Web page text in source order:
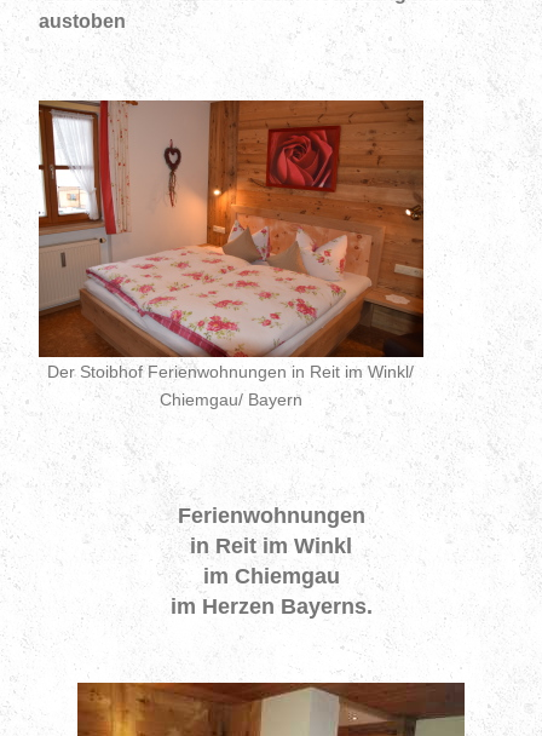
austoben
Der Stoibhof Ferienwohnungen in Reit im Winkl/
Chiemgau/ Bayern
Ferienwohnungen
in Reit im Winkl
im Chiemgau
im Herzen Bayerns.